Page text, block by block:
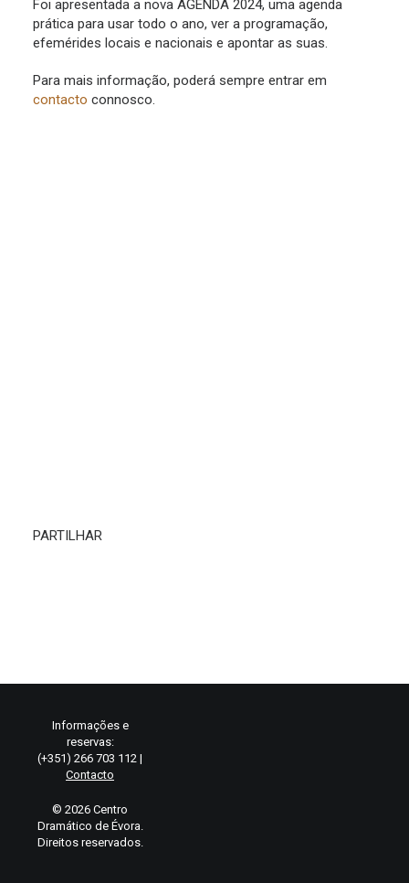
Foi apresentada a nova AGENDA 2024, uma agenda
prática para usar todo o ano, ver a programação,
efemérides locais e nacionais e apontar as suas.
Para mais informação, poderá sempre entrar em
contacto connosco.
PARTILHAR
Informações e
reservas:
(+351) 266 703 112 |
Contacto
© 2026 Centro
Dramático de Évora.
Direitos reservados.